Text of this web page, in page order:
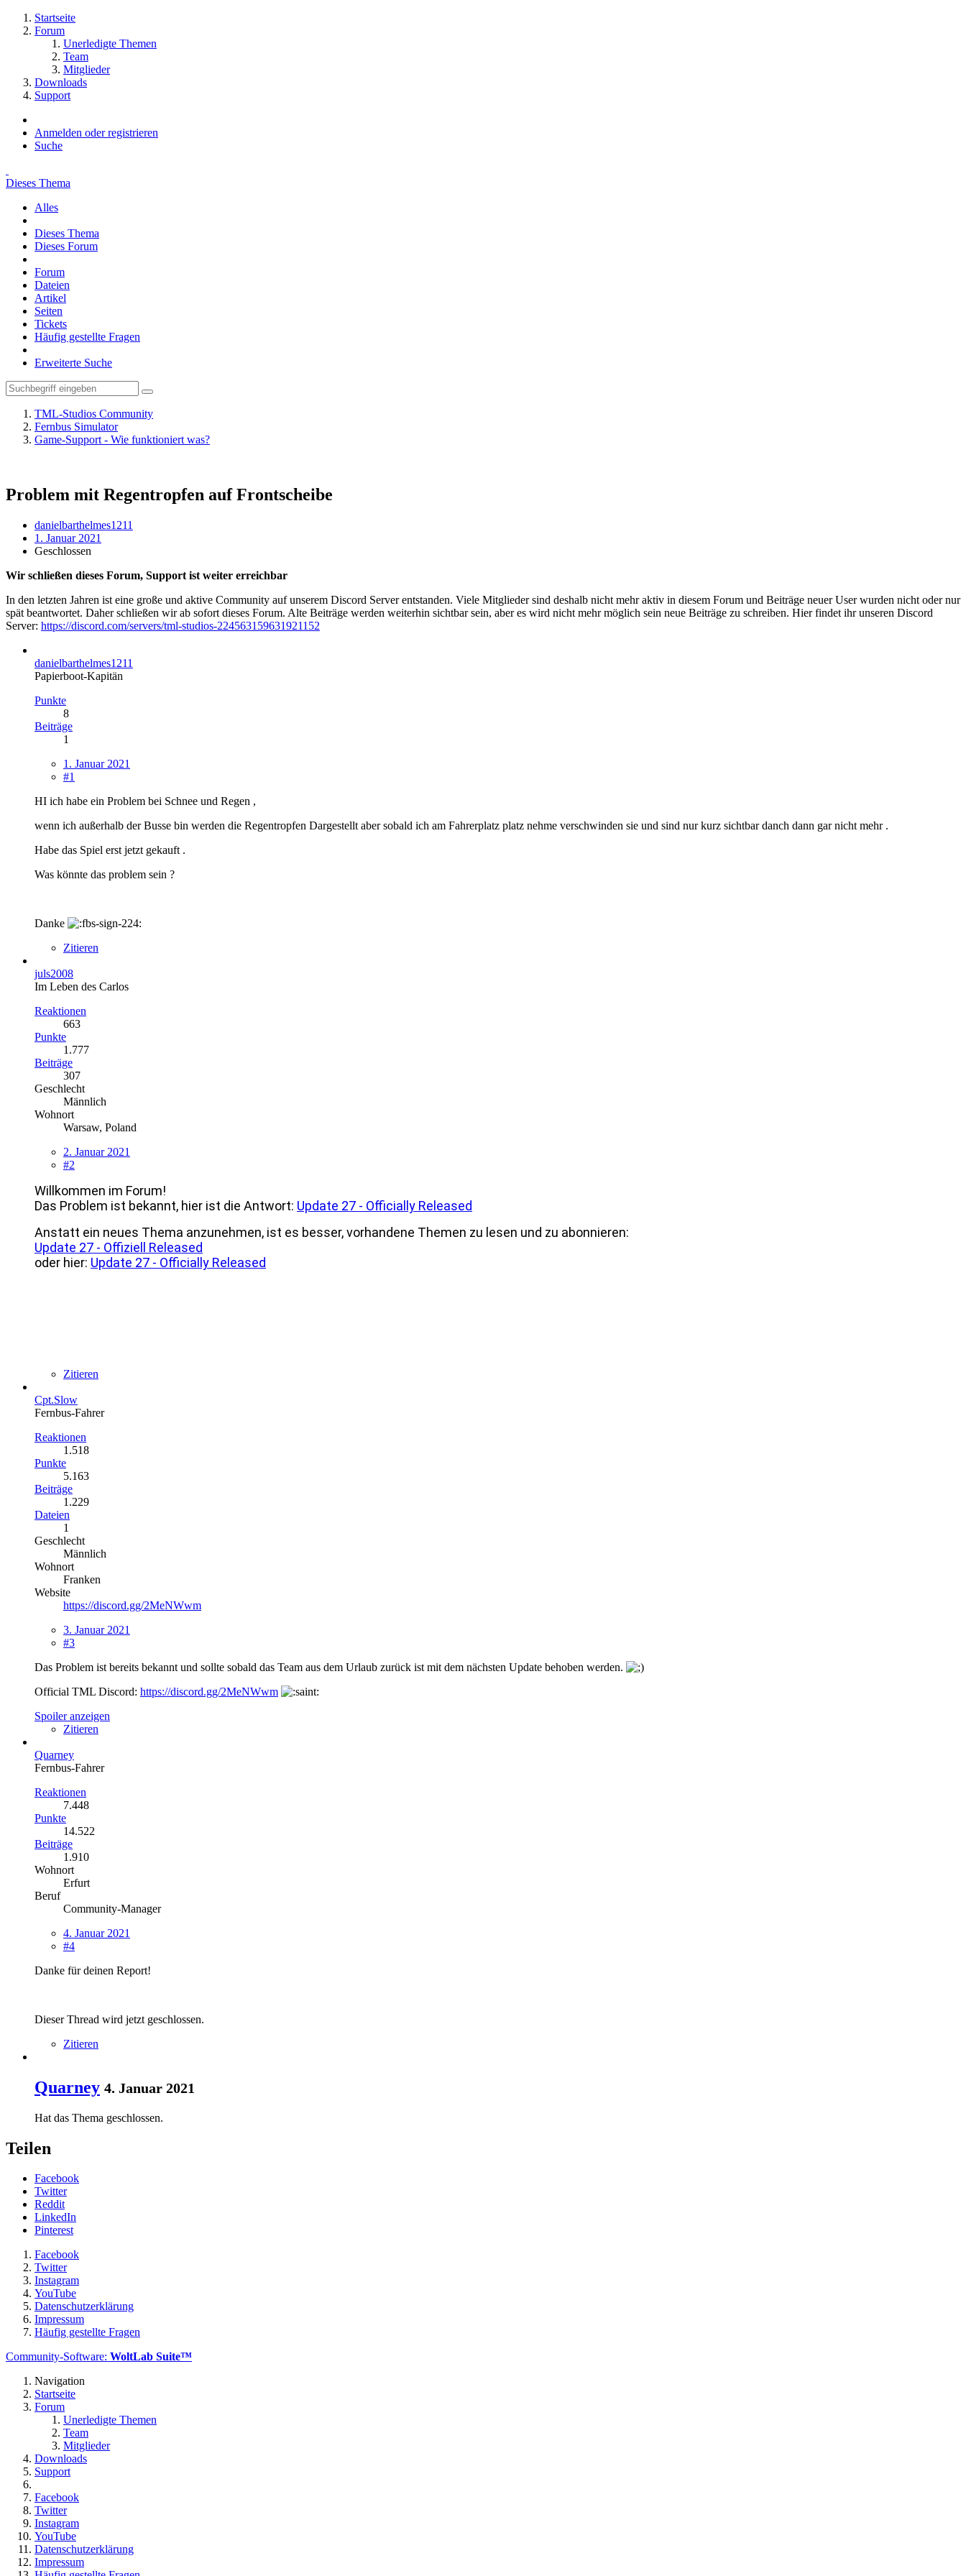
Startseite
Forum
Unerledigte Themen
Team
Mitglieder
Downloads
Support
Anmelden oder registrieren
Suche
Dieses Thema
Alles
Dieses Thema
Dieses Forum
Forum
Dateien
Artikel
Seiten
Tickets
Häufig gestellte Fragen
Erweiterte Suche
TML-Studios Community
Fernbus Simulator
Game-Support - Wie funktioniert was?
Problem mit Regentropfen auf Frontscheibe
danielbarthelmes1211
1. Januar 2021
Geschlossen
Wir schließen dieses Forum, Support ist weiter erreichbar
In den letzten Jahren ist eine große und aktive Community auf unserem Discord Server entstanden. Viele Mitglieder sind deshalb nicht mehr aktiv in diesem Forum und Beiträge neuer User wurden nicht oder nur
spät beantwortet. Daher schließen wir ab sofort dieses Forum. Alte Beiträge werden weiterhin sichtbar sein, aber es wird nicht mehr möglich sein neue Beiträge zu schreiben. Hier findet ihr unseren Discord
Server: https://discord.com/servers/tml-studios-224563159631921152
danielbarthelmes1211
Papierboot-Kapitän
Punkte
8
Beiträge
1
1. Januar 2021
#1
HI ich habe ein Problem bei Schnee und Regen ,
wenn ich außerhalb der Busse bin werden die Regentropfen Dargestellt aber sobald ich am Fahrerplatz platz nehme verschwinden sie und sind nur kurz sichtbar danch dann gar nicht mehr .
Habe das Spiel erst jetzt gekauft .
Was könnte das problem sein ?
Danke
Zitieren
juls2008
Im Leben des Carlos
Reaktionen
663
Punkte
1.777
Beiträge
307
Geschlecht
Männlich
Wohnort
Warsaw, Poland
2. Januar 2021
#2
Willkommen im Forum!
Das Problem ist bekannt, hier ist die Antwort: Update 27 - Officially Released
Anstatt ein neues Thema anzunehmen, ist es besser, vorhandene Themen zu lesen und zu abonnieren:
Update 27 - Offiziell Released
oder hier: Update 27 - Officially Released
Zitieren
Cpt.Slow
Fernbus-Fahrer
Reaktionen
1.518
Punkte
5.163
Beiträge
1.229
Dateien
1
Geschlecht
Männlich
Wohnort
Franken
Website
https://discord.gg/2MeNWwm
3. Januar 2021
#3
Das Problem ist bereits bekannt und sollte sobald das Team aus dem Urlaub zurück ist mit dem nächsten Update behoben werden.
Official TML Discord: https://discord.gg/2MeNWwm
Spoiler anzeigen
Zitieren
Quarney
Fernbus-Fahrer
Reaktionen
7.448
Punkte
14.522
Beiträge
1.910
Wohnort
Erfurt
Beruf
Community-Manager
4. Januar 2021
#4
Danke für deinen Report!
Dieser Thread wird jetzt geschlossen.
Zitieren
Quarney 4. Januar 2021
Hat das Thema geschlossen.
Teilen
Facebook
Twitter
Reddit
LinkedIn
Pinterest
Facebook
Twitter
Instagram
YouTube
Datenschutzerklärung
Impressum
Häufig gestellte Fragen
Community-Software: WoltLab Suite™
Navigation
Startseite
Forum
Unerledigte Themen
Team
Mitglieder
Downloads
Support
Facebook
Twitter
Instagram
YouTube
Datenschutzerklärung
Impressum